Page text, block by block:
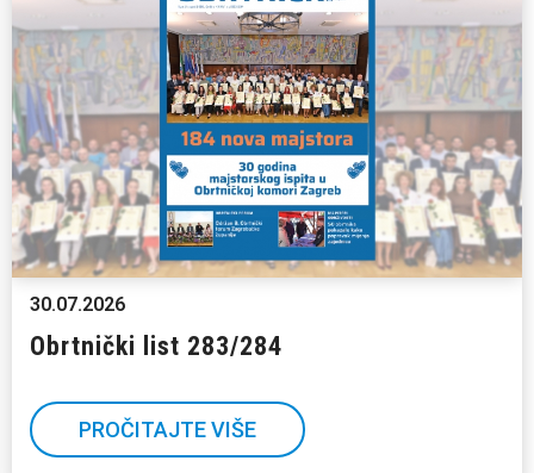
30.07.2026
Obrtnički list 283/284
PROČITAJTE VIŠE